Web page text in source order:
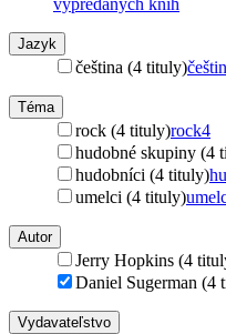
Jazyk
čeština (4 tituly)
Téma
rock (4 tituly)rock4
hudobné skupiny (4
hudobníci (4 tituly)
umelci (4 tituly)
Autor
Jerry Hopkins (4
Daniel Sugerman (4
Vydavateľstvo